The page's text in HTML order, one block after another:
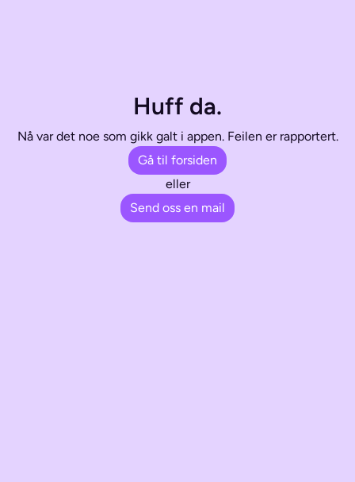
Huff da.
Nå var det noe som gikk galt i appen. Feilen er rapportert.
Gå til forsiden
eller
Send oss en mail